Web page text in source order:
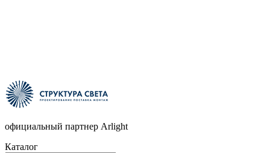
официальный партнер Arlight
Каталог